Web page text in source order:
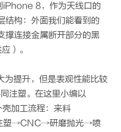
8，作为天线口的
结构：外面我们能看到的
撑连接金属断开部分的黑
）。
为提升，但是表观性能比较
注塑。在这里小编以
加工流程：来料
→CNC→研磨抛光→喷